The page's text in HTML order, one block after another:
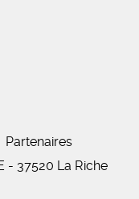
Partenaires
- 37520 La Riche